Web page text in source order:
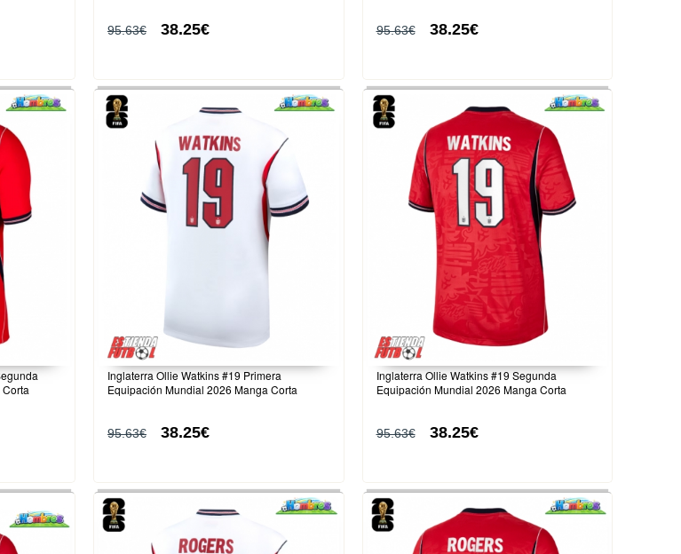
95.63€ 38.25€ 95.63€ 38.25€
Inglaterra Ollie Watkins #19 Primera
Equipación Mundial 2026 Manga Corta
95.63€ 38.25€
Inglaterra Ollie Watkins #19 Segunda
Equipación Mundial 2026 Manga Corta
95.63€ 38.25€